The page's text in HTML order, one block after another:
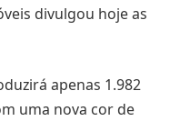
divulgou hoje as
apenas 1.982
uma nova cor de